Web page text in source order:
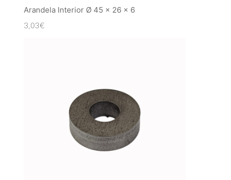
Arandela Interior Ø 45 x 26 x 6
3,03€